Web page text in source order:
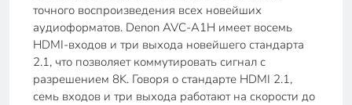
точного воспроизведения всех новейших
аудиоформатов. Denon AVC-A1H имеет восемь
HDMI-входов и три выхода новейшего стандарта
2.1, что позволяет коммутировать сигнал с
разрешением 8K. Говоря о стандарте HDMI 2.1,
семь входов и три выхода работают на скорости до